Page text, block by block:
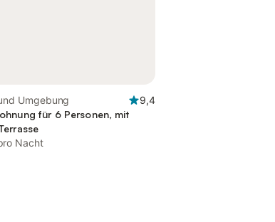
Umgebung
9,4
für 6 Personen, mit
Nacht